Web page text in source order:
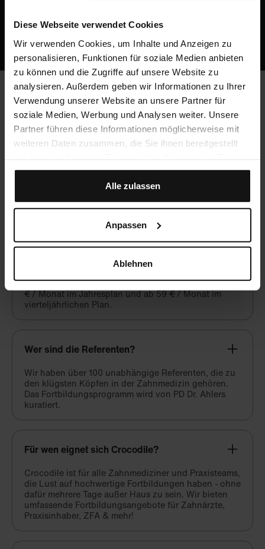
Diese Webseite verwendet Cookies
Wir verwenden Cookies, um Inhalte und Anzeigen zu
personalisieren, Funktionen für soziale Medien anbieten
zu können und die Zugriffe auf unsere Website zu
analysieren. Außerdem geben wir Informationen zu Ihrer
Verwendung unserer Website an unsere Partner für
soziale Medien, Werbung und Analysen weiter. Unsere
Partner führen diese Informationen möglicherweise mit
weiteren Daten zusammen, die Sie ihnen bereitgestellt
gesammelt haben.
Alle zulassen
Anpassen
Ablehnen
Oder ruf uns an: +49 5251 / 54481-0
Häufig gestellte Fragen
Ja, du kannst mit Crocodile unbegrenzt CME-Punkte
Was kostet Crocodile?
Crocodile ist eine hochwertige, aber preiswerte
einer kostenfreien Testphase beginnt Crocodile ab 49
€ / Monat im Jahresplan und ab 59 € / Monat im
vierteljährlichen Plan.
Wer sind die Referenten?
Wir haben über 100 unabhängige Referenten, die zu
den klügsten Köpfen in der Zahnmedizin gehören.
Das Fortbildungsprogramm wird von PD Dr. Ahlers
kuratiert.
Für wen eignet sich Crocodile?
Crocodile ist für alle Zahnmediziner und Praxisteams,
die Lust auf hochwertige Fortbildungen haben - ohne
dafür mehrere Tage außer Haus zu sein. Wir bieten
umfassende Fortbildungsangebote für Zahnärzte,
Praxisinhaber, ZFA & mehr!